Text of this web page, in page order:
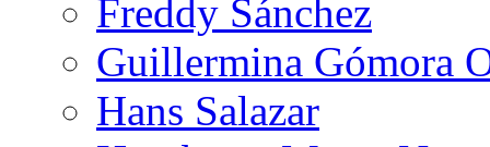
Freddy Sánchez
Guillermina Gómora
Hans Salazar